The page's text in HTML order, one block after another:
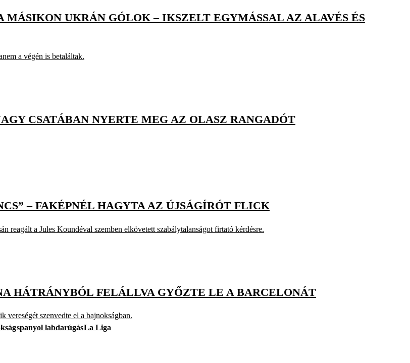
UKRÁN GÓLOK – IKSZELT EGYMÁSSAL AZ ALAVÉS ÉS
a végén is betaláltak.
CSATÁBAN NYERTE MEG AZ OLASZ RANGADÓT
– FAKÉPNÉL HAGYTA AZ ÚJSÁGÍRÓT FLICK
reagált a Jules Koundéval szemben elkövetett szabálytalanságot firtató kérdésre.
HÁTRÁNYBÓL FELÁLLVA GYŐZTE LE A BARCELONÁT
vereségét szenvedte el a bajnokságban.
spanyol labdarúgásLa Liga